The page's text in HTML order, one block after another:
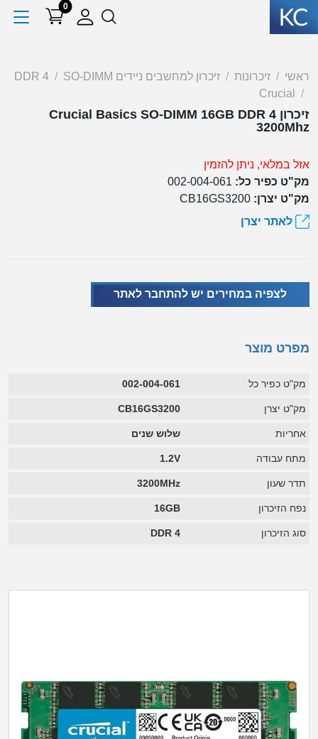
0
ראשי זיכרונות זיכרון למחשבים ניידים SO-DIMM
DDR 4
Crucial
זיכרון Crucial Basics SO-DIMM 16GB DDR 4
3200Mhz
אזל במלאי, ניתן להזמין
מק"ט כפיר כל: 002-004-061
מק"ט יצרן: CB16GS3200
לאתר יצרן
לצפיה במחירים יש להתחבר לאתר
מפרט מוצר
מק"ט כפיר כל 002-004-061
מק"ט יצרן CB16GS3200
אחריות שלוש שנים
מתח עבודה 1.2V
תדר שעון 3200MHz
נפח הזיכרון 16GB
סוג הזיכרון DDR 4